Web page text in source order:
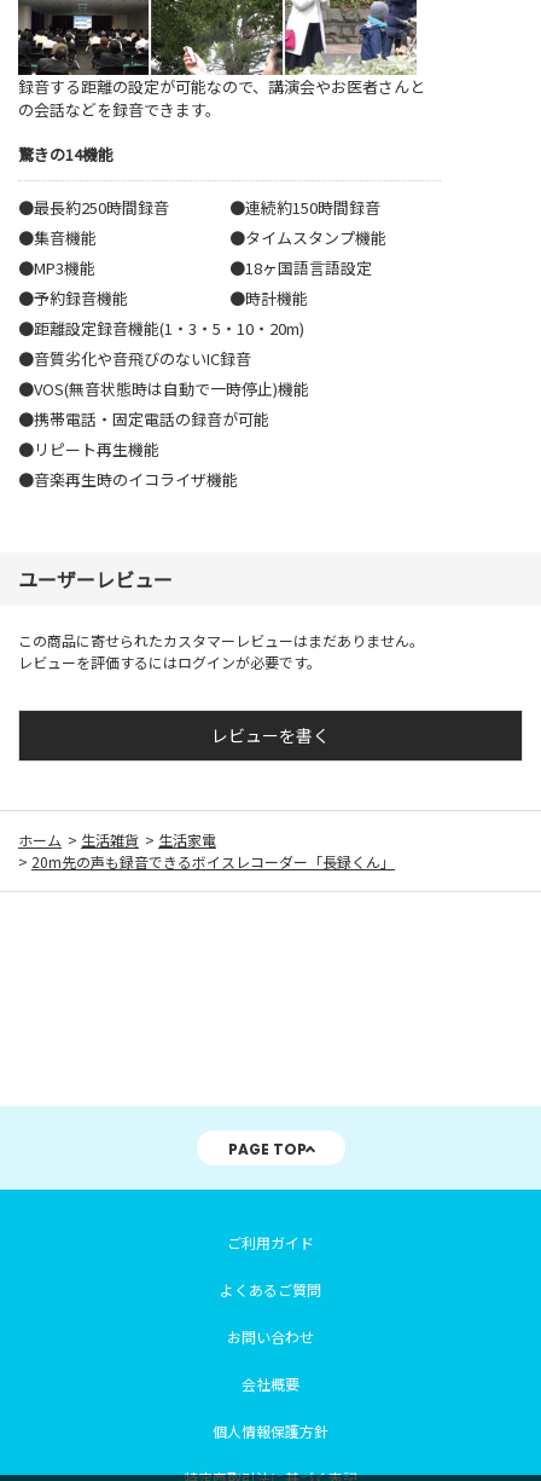
録音する距離の設定が可能なので、講演会やお医者さんと
の会話などを録音できます。
驚きの14機能
●最長約250時間録音
●連続約150時間録音
●集音機能
●タイムスタンプ機能
●MP3機能
●18ヶ国語言語設定
●予約録音機能
●時計機能
●距離設定録音機能(1・3・5・10・20m)
●音質劣化や音飛びのないIC録音
●VOS(無音状態時は自動で一時停止)機能
●携帯電話・固定電話の録音が可能
●リピート再生機能
●音楽再生時のイコライザ機能
ユーザーレビュー
この商品に寄せられたカスタマーレビューはまだありません。
レビューを評価するにはログインが必要です。
レビューを書く
ホーム > 生活雑貨 > 生活家電
> 20m先の声も録音できるボイスレコーダー「長録くん」
PAGE TOP
ご利用ガイド
よくあるご質問
お問い合わせ
会社概要
個人情報保護方針